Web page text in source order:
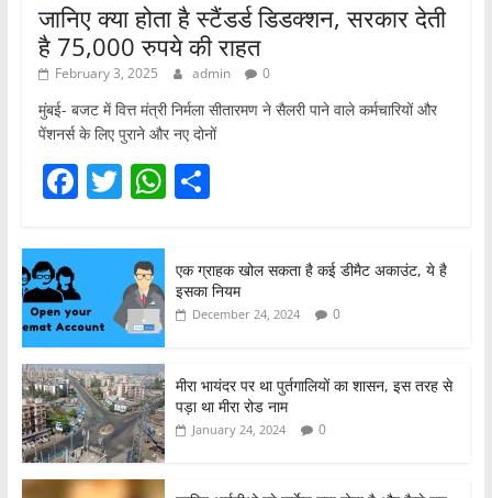
जानिए क्या होता है स्टैंडर्ड डिडक्शन, सरकार देती
है 75,000 रुपये की राहत
February 3, 2025 admin 0
मुंबई- बजट में वित्त मंत्री निर्मला सीतारमण ने सैलरी पाने वाले कर्मचारियों और
पेंशनर्स के लिए पुराने और नए दोनों
F
c
e
b
o
o
k
T
itt
er
W
s
A
p
S
e
एक ग्राहक खोल सकता है कई डीमैट अकाउंट, ये है
इसका नियम
December 24, 2024 0
मीरा भायंदर पर था पुर्तगालियों का शासन, इस तरह से
पड़ा था मीरा रोड नाम
January 24, 2024 0